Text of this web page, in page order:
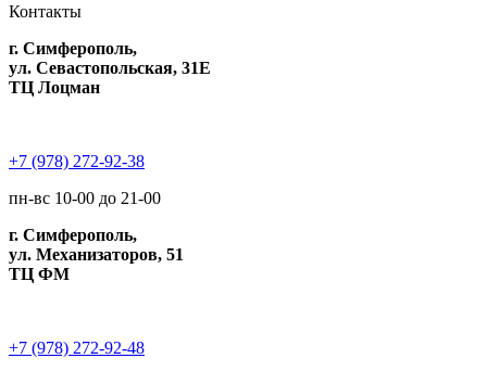
Контакты
г. Симферополь,
ул. Севастопольская, 31Е
ТЦ Лоцман
+7 (978) 272-92-38
пн-вс 10-00 до 21-00
г. Симферополь,
ул. Механизаторов, 51
ТЦ ФМ
+7 (978) 272-92-48